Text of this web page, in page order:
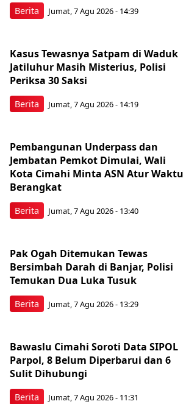
Berita Jumat, 7 Agu 2026 - 14:39
Berita
Kasus Tewasnya Satpam di Waduk
Jatiluhur Masih Misterius, Polisi
Periksa 30 Saksi
Jumat, 7 Agu 2026 - 14:19
Berita
Pembangunan Underpass dan
Jembatan Pemkot Dimulai, Wali
Kota Cimahi Minta ASN Atur Waktu
Berangkat
Jumat, 7 Agu 2026 - 13:40
Berita
Pak Ogah Ditemukan Tewas
Bersimbah Darah di Banjar, Polisi
Temukan Dua Luka Tusuk
Jumat, 7 Agu 2026 - 13:29
Berita
Bawaslu Cimahi Soroti Data SIPOL
Parpol, 8 Belum Diperbarui dan 6
Sulit Dihubungi
Jumat, 7 Agu 2026 - 11:31